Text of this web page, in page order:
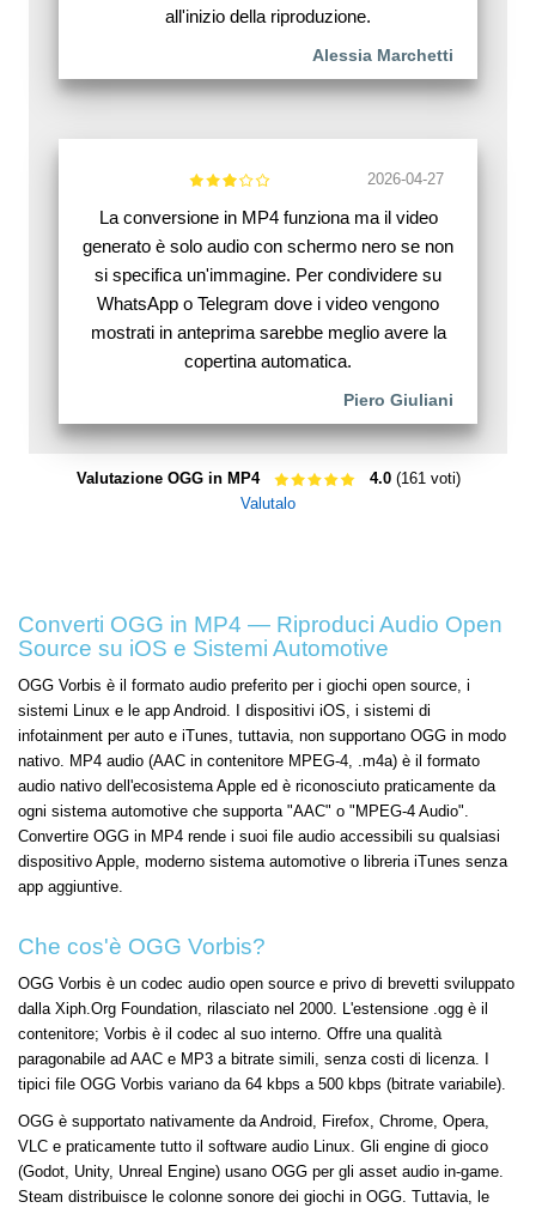
all'inizio della riproduzione.
Alessia Marchetti
2026-04-27
La conversione in MP4 funziona ma il video
generato è solo audio con schermo nero se non
si specifica un'immagine. Per condividere su
WhatsApp o Telegram dove i video vengono
mostrati in anteprima sarebbe meglio avere la
copertina automatica.
Piero Giuliani
Valutazione OGG in MP4 4.0(161 voti)
Valutalo
Converti OGG in MP4 — Riproduci Audio Open
Source su iOS e Sistemi Automotive
OGG Vorbis è il formato audio preferito per i giochi open source, i
sistemi Linux e le app Android. I dispositivi iOS, i sistemi di
infotainment per auto e iTunes, tuttavia, non supportano OGG in modo
nativo. MP4 audio (AAC in contenitore MPEG-4, .m4a) è il formato
audio nativo dell'ecosistema Apple ed è riconosciuto praticamente da
ogni sistema automotive che supporta "AAC" o "MPEG-4 Audio".
Convertire OGG in MP4 rende i suoi file audio accessibili su qualsiasi
dispositivo Apple, moderno sistema automotive o libreria iTunes senza
app aggiuntive.
Che cos'è OGG Vorbis?
OGG Vorbis è un codec audio open source e privo di brevetti sviluppato
dalla Xiph.Org Foundation, rilasciato nel 2000. L'estensione .ogg è il
contenitore; Vorbis è il codec al suo interno. Offre una qualità
paragonabile ad AAC e MP3 a bitrate simili, senza costi di licenza. I
tipici file OGG Vorbis variano da 64 kbps a 500 kbps (bitrate variabile).
OGG è supportato nativamente da Android, Firefox, Chrome, Opera,
VLC e praticamente tutto il software audio Linux. Gli engine di gioco
(Godot, Unity, Unreal Engine) usano OGG per gli asset audio in-game.
Steam distribuisce le colonne sonore dei giochi in OGG. Tuttavia, le